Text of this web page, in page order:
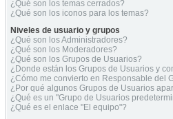
¿Qué son los temas cerrados?
¿Qué son los iconos para los temas?
Niveles de usuario y grupos
¿Qué son los Administradores?
¿Qué son los Moderadores?
¿Qué son los Grupos de Usuarios?
¿Donde están los Grupos de Usuarios y
¿Cómo me convierto en Responsable del
¿Por qué algunos Grupos de Usuarios
¿Qué es un "Grupo de Usuarios
¿Qué es el enlace "El equipo"?